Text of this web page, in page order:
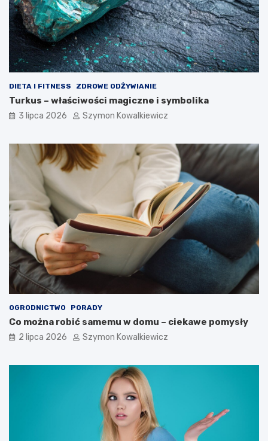
DIETA I FITNESS ZDROWE ODŻYWIANIE
Turkus – właściwości magiczne i symbolika
3 lipca 2026 Szymon Kowalkiewicz
OGRODNICTWO PORADY
Co można robić samemu w domu – ciekawe pomysły
2 lipca 2026 Szymon Kowalkiewicz